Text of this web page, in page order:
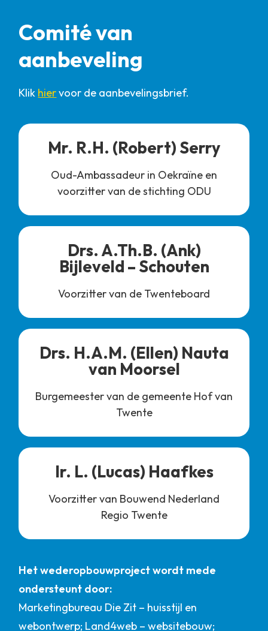
Comité van
aanbeveling
Klik hiervoor de aanbevelingsbrief.
Mr. R.H. (Robert) Serry
Oud-Ambassadeur in Oekraïne en
voorzitter van de stichting ODU
Drs. A.Th.B. (Ank)
Bijleveld – Schouten
Voorzitter van de Twenteboard
Drs. H.A.M. (Ellen) Nauta
van Moorsel
Burgemeester van de gemeente Hof van
Twente
Ir. L. (Lucas) Haafkes
Voorzitter van Bouwend Nederland
Regio Twente
Het wederopbouwproject wordt mede
ondersteunt door:
Marketingbureau Die Zit – huisstijl en
webontwerp; Land4web – websitebouw;